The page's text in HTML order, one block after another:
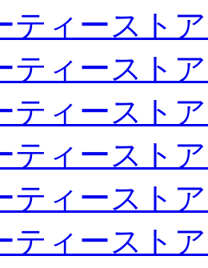
ティースト
ティースト
ティースト
ティースト
ティースト
ティースト